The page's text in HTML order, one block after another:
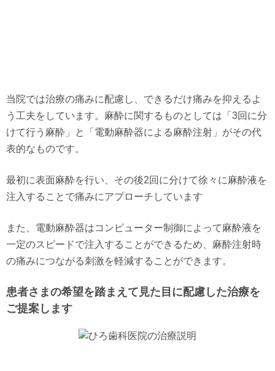
当院では治療の痛みに配慮し、できるだけ痛みを抑えるよ
う工夫をしています。麻酔に関するものとしては「3回に分
けて行う麻酔」と「電動麻酔器による麻酔注射」がその代
表的なものです。
最初に表面麻酔を行い、その後2回に分けて徐々に麻酔液を
注入することで痛みにアプローチしています
また、電動麻酔器はコンピューター制御によって麻酔液を
一定のスピードで注入することができるため、麻酔注射時
の痛みにつながる刺激を軽減することができます。
患者さまの希望を踏まえて見た目に配慮した治療を
ご提案します